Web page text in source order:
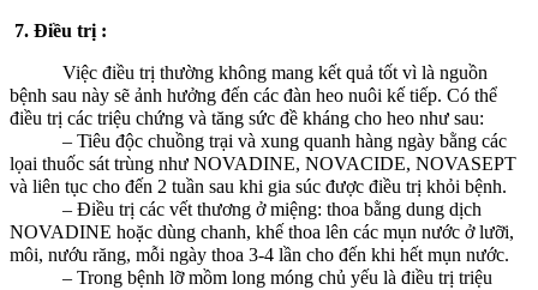
7. Điều trị :
Việc điều trị thường không mang kết quả tốt vì là nguồn
bệnh sau này sẽ ảnh hưởng đến các đàn heo nuôi kế tiếp. Có thể
điều trị các triệu chứng và tăng sức đề kháng cho heo như sau:
– Tiêu độc chuồng trại và xung quanh hàng ngày bằng các
lọai thuốc sát trùng như NOVADINE, NOVACIDE, NOVASEPT
và liên tục cho đến 2 tuần sau khi gia súc được điều trị khỏi bệnh.
– Điều trị các vết thương ở miệng: thoa bằng dung dịch
NOVADINE hoặc dùng chanh, khế thoa lên các mụn nước ở lưỡi,
môi, nướu răng, mỗi ngày thoa 3-4 lần cho đến khi hết mụn nước.
– Trong bệnh lỡ mồm long móng chủ yếu là điều trị triệu